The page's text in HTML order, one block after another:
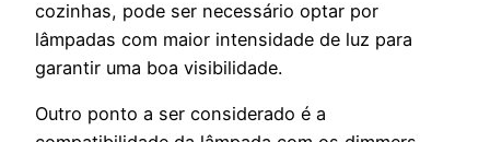
cozinhas, pode ser necessário optar por
lâmpadas com maior intensidade de luz para
garantir uma boa visibilidade.
Outro ponto a ser considerado é a